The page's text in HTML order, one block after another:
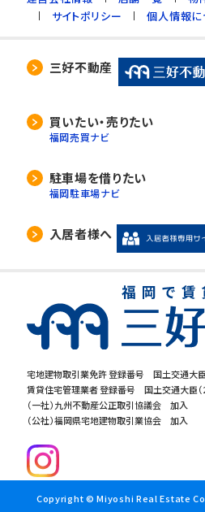
宅地建物取引業免許 登録番号 国土交通大臣
賃貸住宅管理業者 登録番号 国土交通大臣（
（一社）九州不動産公正取引協議会 加入
（公社）福岡県宅地建物取引業協会 加入
サイトポリシー
個人情報に
三好不動産
買いたい・売りたい
福岡売買ナビ
駐車場を借りたい
福岡駐車場ナビ
入居者様へ
Copyright © Miyoshi Real Estate